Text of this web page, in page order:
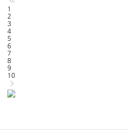
1
2
3
4
5
6
7
8
9
10